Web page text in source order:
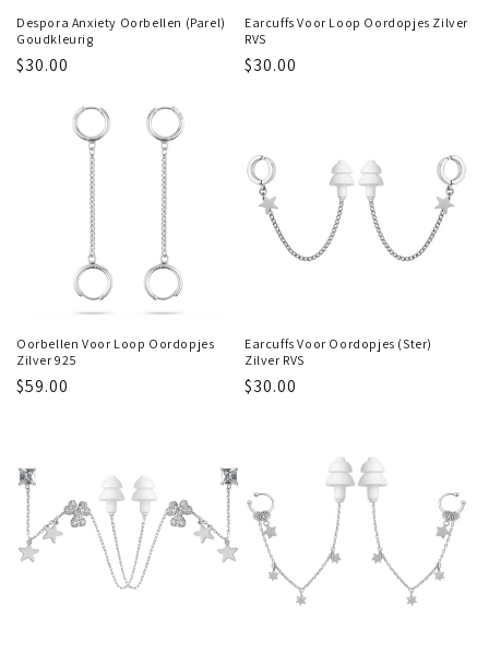
Despora Anxiety Oorbellen (Parel)
Goudkleurig
Regular
$30.00
Earcuffs Voor Loop Oordopjes Zilver
RVS
Regular
$30.00
Oorbellen Voor Loop Oordopjes
Zilver 925
Regular
$59.00
Earcuffs Voor Oordopjes (Ster)
Zilver RVS
Regular
$30.00